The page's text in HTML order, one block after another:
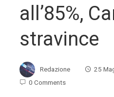
all’85%,
stravince
Redazione
25
0 Comments